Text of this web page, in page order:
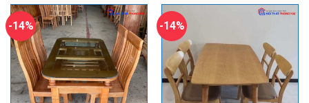
3.020.000₫.
-14% -14%